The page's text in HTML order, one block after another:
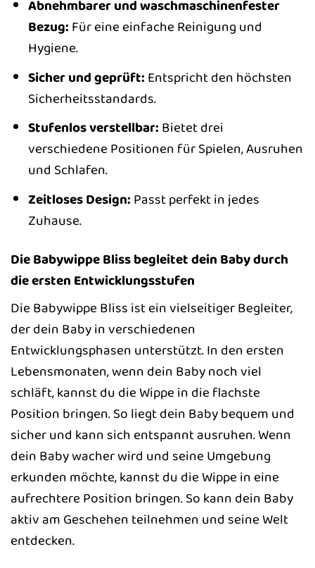
Abnehmbarer und waschmaschinenfester
Bezug: Für eine einfache Reinigung und
Hygiene.
Sicher und geprüft: Entspricht den höchsten
Sicherheitsstandards.
Stufenlos verstellbar: Bietet drei
verschiedene Positionen für Spielen, Ausruhen
und Schlafen.
Zeitloses Design: Passt perfekt in jedes
Zuhause.
Die Babywippe Bliss begleitet dein Baby durch
die ersten Entwicklungsstufen
Die Babywippe Bliss ist ein vielseitiger Begleiter,
der dein Baby in verschiedenen
Entwicklungsphasen unterstützt. In den ersten
Lebensmonaten, wenn dein Baby noch viel
schläft, kannst du die Wippe in die flachste
Position bringen. So liegt dein Baby bequem und
sicher und kann sich entspannt ausruhen. Wenn
dein Baby wacher wird und seine Umgebung
erkunden möchte, kannst du die Wippe in eine
aufrechtere Position bringen. So kann dein Baby
aktiv am Geschehen teilnehmen und seine Welt
entdecken.